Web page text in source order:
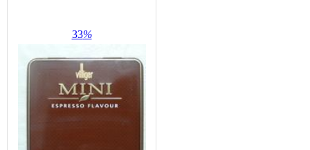
Khơi gợi cảm hứng với những nốt hương ngọt ngào, mang lại sự thư thái tuyệt đối cho
người thưởng thức và những người xung quanh.
Khám phá ngay danh sách xì gà Mini bán chạy nhất tại shop.
Chúng tôi cam kết hàng chuẩn chính hãng, giá cạnh tranh và hỗ
33%